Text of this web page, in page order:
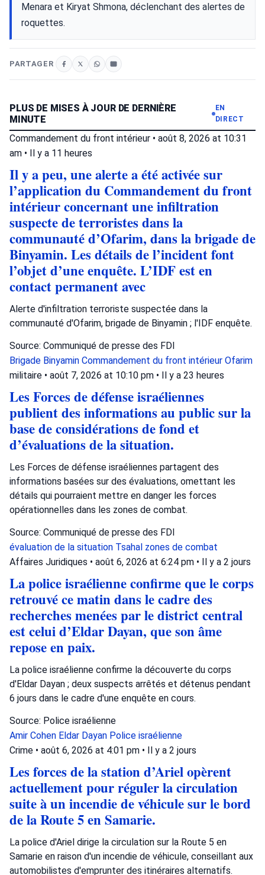
Menara et Kiryat Shmona, déclenchant des alertes de
roquettes.
PARTAGER
PLUS DE MISES À JOUR DE DERNIÈRE
MINUTE
EN
DIRECT
Commandement du front intérieur • août 8, 2026 at 10:31
am • Il y a 11 heures
Il y a peu, une alerte a été activée sur
l’application du Commandement du front
intérieur concernant une infiltration
suspecte de terroristes dans la
communauté d’Ofarim, dans la brigade de
Binyamin. Les détails de l’incident font
l’objet d’une enquête. L’IDF est en
contact permanent avec
Alerte d'infiltration terroriste suspectée dans la
communauté d'Ofarim, brigade de Binyamin ; l'IDF enquête.
Source: Communiqué de presse des FDI
Brigade Binyamin Commandement du front intérieur Ofarim
militaire • août 7, 2026 at 10:10 pm • Il y a 23 heures
Les Forces de défense israéliennes
publient des informations au public sur la
base de considérations de fond et
d’évaluations de la situation.
Les Forces de défense israéliennes partagent des
informations basées sur des évaluations, omettant les
détails qui pourraient mettre en danger les forces
opérationnelles dans les zones de combat.
Source: Communiqué de presse des FDI
évaluation de la situation Tsahal zones de combat
Affaires Juridiques • août 6, 2026 at 6:24 pm • Il y a 2 jours
La police israélienne confirme que le corps
retrouvé ce matin dans le cadre des
recherches menées par le district central
est celui d’Eldar Dayan, que son âme
repose en paix.
La police israélienne confirme la découverte du corps
d'Eldar Dayan ; deux suspects arrêtés et détenus pendant
6 jours dans le cadre d'une enquête en cours.
Source: Police israélienne
Amir Cohen Eldar Dayan Police israélienne
Crime • août 6, 2026 at 4:01 pm • Il y a 2 jours
Les forces de la station d’Ariel opèrent
actuellement pour réguler la circulation
suite à un incendie de véhicule sur le bord
de la Route 5 en Samarie.
La police d'Ariel dirige la circulation sur la Route 5 en
Samarie en raison d'un incendie de véhicule, conseillant aux
automobilistes d'emprunter des itinéraires alternatifs.